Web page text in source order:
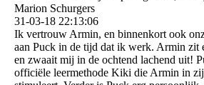
Marion Schurgers
31-03-18 22:13:06
Ik vertrouw Armin, en binnenkort ook
aan Puck in de tijd dat ik werk. Armin zit
en zwaait mij in de ochtend lachend uit!
officiële leermethode Kiki die Armin in